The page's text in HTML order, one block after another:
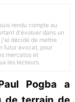
rendu compte au
d'évoluer dans un
décidé de mettre
futur avocat, pour
mercatos et
les lecteurs.
Pogba a